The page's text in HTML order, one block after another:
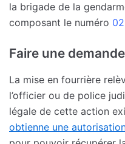
la brigade de la
composant le numéro
Faire une
La mise en fourrière
l’officier ou de police
légale de cette action
obtienne une